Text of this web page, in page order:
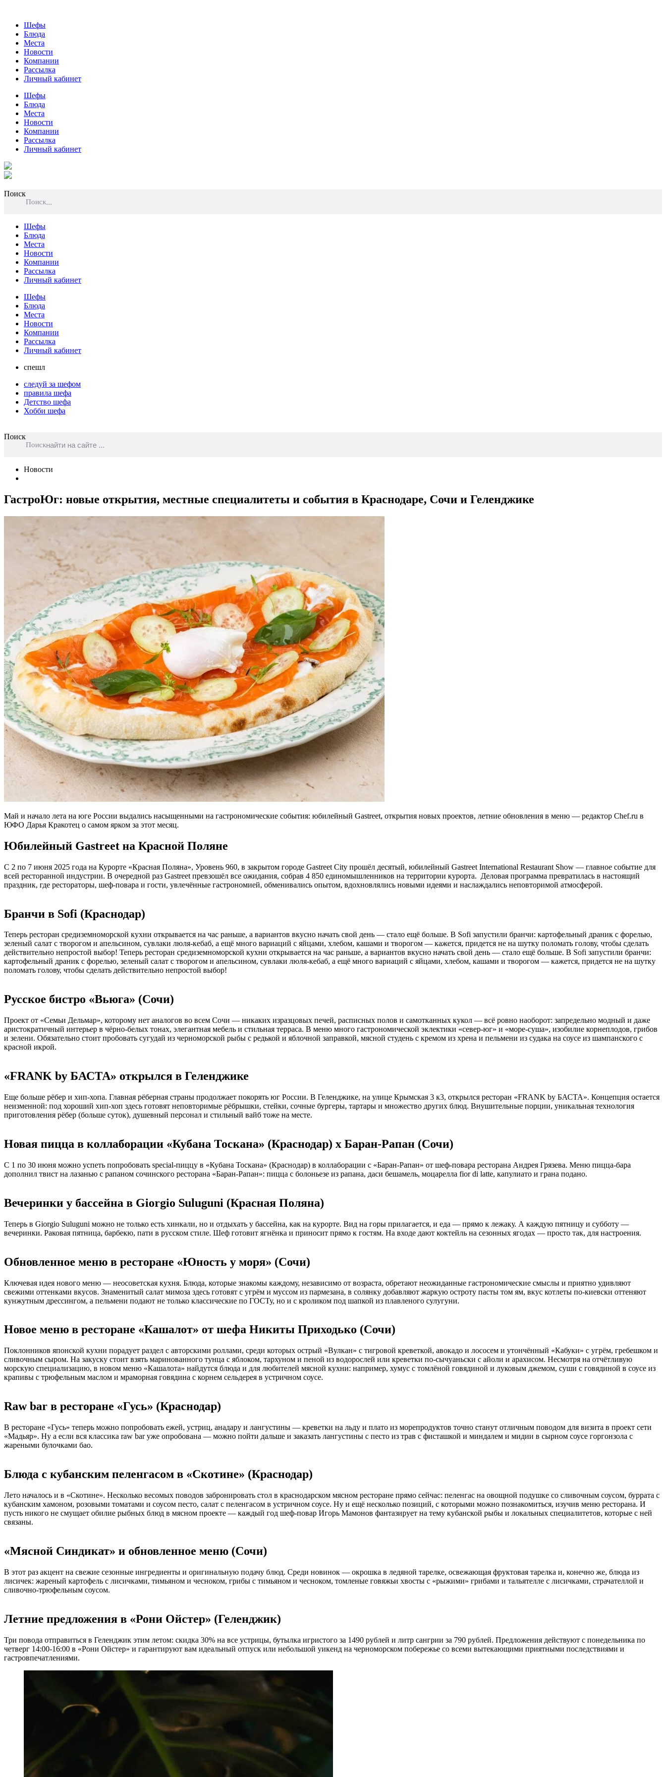
Шефы
Блюда
Места
Новости
Компании
Рассылка
Личный кабинет
Шефы
Блюда
Места
Новости
Компании
Рассылка
Личный кабинет
Поиск
Поиск
Шефы
Блюда
Места
Новости
Компании
Рассылка
Личный кабинет
Шефы
Блюда
Места
Новости
Компании
Рассылка
Личный кабинет
спешл
следуй за шефом
правила шефа
Детство шефа
Хобби шефа
Поиск
Поиск
Новости
ГастроЮг: новые открытия, местные специалитеты и события в Краснодаре, Сочи и Геленджике
Май и начало лета на юге России выдались насыщенными на гастрономические события: юбилейный Gastreet, открытия новых проектов, летние обновления в меню — редактор Chef.ru в
ЮФО Дарья Кракотец о самом ярком за этот месяц.
Юбилейный Gastreet на Красной Поляне
С 2 по 7 июня 2025 года на Курорте «Красная Поляна», Уровень 960, в закрытом городе Gastreet City прошёл десятый, юбилейный Gastreet International Restaurant Show — главное событие для
всей ресторанной индустрии. В очередной раз Gastreet превзошёл все ожидания, собрав 4 850 единомышленников на территории курорта. Деловая программа превратилась в настоящий
праздник, где рестораторы, шеф-повара и гости, увлечённые гастрономией, обменивались опытом, вдохновлялись новыми идеями и наслаждались неповторимой атмосферой.
Бранчи в Sofi (Краснодар)
Теперь ресторан средиземноморской кухни открывается на час раньше, а вариантов вкусно начать свой день — стало ещё больше. В Sofi запустили бранчи: картофельный драник с форелью,
зеленый салат с творогом и апельсином, сувлаки люля-кебаб, а ещё много вариаций с яйцами, хлебом, кашами и творогом — кажется, придется не на шутку поломать голову, чтобы сделать
действительно непростой выбор! Теперь ресторан средиземноморской кухни открывается на час раньше, а вариантов вкусно начать свой день — стало ещё больше. В Sofi запустили бранчи:
картофельный драник с форелью, зеленый салат с творогом и апельсином, сувлаки люля-кебаб, а ещё много вариаций с яйцами, хлебом, кашами и творогом — кажется, придется не на шутку
поломать голову, чтобы сделать действительно непростой выбор!
Русское бистро «Вьюга» (Сочи)
Проект от «Семьи Дельмар», которому нет аналогов во всем Сочи — никаких изразцовых печей, расписных полов и самотканных кукол — всё ровно наоборот: запредельно модный и даже
аристократичный интерьер в чёрно-белых тонах, элегантная мебель и стильная терраса. В меню много гастрономической эклектики «север-юг» и «море-суша», изобилие корнеплодов, грибов
и зелени. Обязательно стоит пробовать сугудай из черноморской рыбы с редькой и яблочной заправкой, мясной студень с кремом из хрена и пельмени из судака на соусе из шампанского с
красной икрой.
«FRANK by БАСТА» открылся в Геленджике
Еще больше рёбер и хип-хопа. Главная рёберная страны продолжает покорять юг России. В Геленджике, на улице Крымская 3 к3, открылся ресторан «FRANK by БАСТА». Концепция остается
неизменной: под хороший хип-хоп здесь готовят неповторимые рёбрышки, стейки, сочные бургеры, тартары и множество других блюд. Внушительные порции, уникальная технология
приготовления рёбер (больше суток), душевный персонал и стильный вайб тоже на месте.
Новая пицца в коллаборации «Кубана Тоскана» (Краснодар) x Баран-Рапан (Сочи)
С 1 по 30 июня можно успеть попробовать special-пиццу в «Кубана Тоскана» (Краснодар) в коллаборации с «Баран-Рапан» от шеф-повара ресторана Андрея Грязева. Меню пицца-бара
дополнил твист на лазанью с рапаном сочинского ресторана «Баран-Рапан»: пицца с болоньезе из рапана, даси бешамель, моцарелла fior di latte, капулиато и грана подано.
Вечеринки у бассейна в Giorgio Suluguni (Красная Поляна)
Теперь в Giorgio Suluguni можно не только есть хинкали, но и отдыхать у бассейна, как на курорте. Вид на горы прилагается, и еда — прямо к лежаку. А каждую пятницу и субботу —
вечеринки. Раковая пятница, барбекю, пати в русском стиле. Шеф готовит ягнёнка и приносит прямо к гостям. На входе дают коктейль на сезонных ягодах — просто так, для настроения.
Обновленное меню в ресторане «Юность у моря» (Сочи)
Ключевая идея нового меню — неосоветская кухня. Блюда, которые знакомы каждому, независимо от возраста, обретают неожиданные гастрономические смыслы и приятно удивляют
свежими оттенками вкусов. Знаменитый салат мимоза здесь готовят с угрём и муссом из пармезана, в солянку добавляют жаркую остроту пасты том ям, вкус котлеты по-киевски оттеняют
кунжутным дрессингом, а пельмени подают не только классические по ГОСТу, но и с кроликом под шапкой из плавленого сулугуни.
Новое меню в ресторане «Кашалот» от шефа Никиты Приходько (Сочи)
Поклонников японской кухни порадует раздел с авторскими роллами, среди которых острый «Вулкан» с тигровой креветкой, авокадо и лососем и утончённый «Кабуки» с угрём, гребешком и
сливочным сыром. На закуску стоит взять маринованного тунца с яблоком, тархуном и пеной из водорослей или креветки по-сычуаньски с айоли и арахисом. Несмотря на отчётливую
морскую специализацию, в новом меню «Кашалота» найдутся блюда и для любителей мясной кухни: например, хумус с томлёной говядиной и луковым джемом, суши с говядиной в соусе из
крапивы с трюфельным маслом и мраморная говядина с корнем сельдерея в устричном соусе.
Raw bar в ресторане «Гусь» (Краснодар)
В ресторане «Гусь» теперь можно попробовать ежей, устриц, анадару и лангустины — креветки на льду и плато из морепродуктов точно станут отличным поводом для визита в проект сети
«Мадьяр». Ну а если вся классика raw bar уже опробована — можно пойти дальше и заказать лангустины с песто из трав с фисташкой и миндалем и мидии в сырном соусе горгонзола с
жареными булочками бао.
Блюда с кубанским пеленгасом в «Скотине» (Краснодар)
Лето началось и в «Скотине». Несколько весомых поводов забронировать стол в краснодарском мясном ресторане прямо сейчас: пеленгас на овощной подушке со сливочным соусом, буррата с
кубанским хамоном, розовыми томатами и соусом песто, салат с пеленгасом в устричном соусе. Ну и ещё несколько позиций, с которыми можно познакомиться, изучив меню ресторана. И
пусть никого не смущает обилие рыбных блюд в мясном проекте — каждый год шеф-повар Игорь Мамонов фантазирует на тему кубанской рыбы и локальных специалитетов, которые с ней
связаны.
«Мясной Синдикат» и обновленное меню (Сочи)
В этот раз акцент на свежие сезонные ингредиенты и оригинальную подачу блюд. Среди новинок — окрошка в ледяной тарелке, освежающая фруктовая тарелка и, конечно же, блюда из
лисичек: жареный картофель с лисичками, тимьяном и чесноком, грибы с тимьяном и чесноком, томленые говяжьи хвосты с «рыжими» грибами и тальятелле с лисичками, страчателлой и
сливочно-трюфельным соусом.
Летние предложения в «Рони Ойстер» (Геленджик)
Три повода отправиться в Геленджик этим летом: скидка 30% на все устрицы, бутылка игристого за 1490 рублей и литр сангрии за 790 рублей. Предложения действуют с понедельника по
четверг 14:00-16:00 в «Рони Ойстер» и гарантируют вам идеальный отпуск или небольшой уикенд на черноморском побережье со всеми вытекающими приятными последствиями и
гастровпечатлениями.